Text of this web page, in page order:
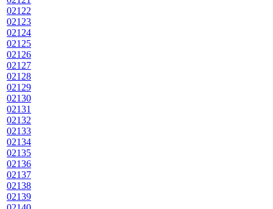
02122
02123
02124
02125
02126
02127
02128
02129
02130
02131
02132
02133
02134
02135
02136
02137
02138
02139